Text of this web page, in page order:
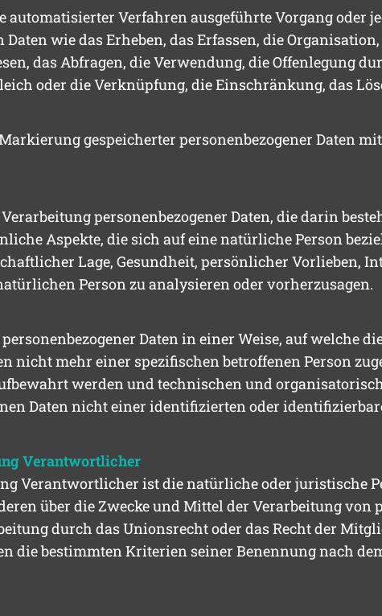
Verfahren ausgeführte Vorgang oder
wie das Erheben, das Erfassen, die
das Abfragen, die Verwendung, die Offenlegung
oder die Verknüpfung, die Einschränkung, das
gespeicherter personenbezogener Daten
personenbezogener Daten, die darin
Aspekte, die sich auf eine natürliche Person
Lage, Gesundheit, persönlicher Vorlieben,
Person zu analysieren oder vorherzusagen.
Daten in einer Weise, auf welche
mehr einer spezifischen betroffenen Person
werden und technischen und
Daten nicht einer identifizierten oder
Verantwortlicher
Verantwortlicher ist die natürliche oder juristische
über die Zwecke und Mittel der Verarbeitung von
durch das Unionsrecht oder das Recht der
die bestimmten Kriterien seiner Benennung nach